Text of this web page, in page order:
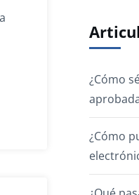
¿Cómo
¿Cómo